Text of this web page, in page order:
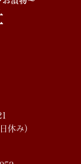
休み）